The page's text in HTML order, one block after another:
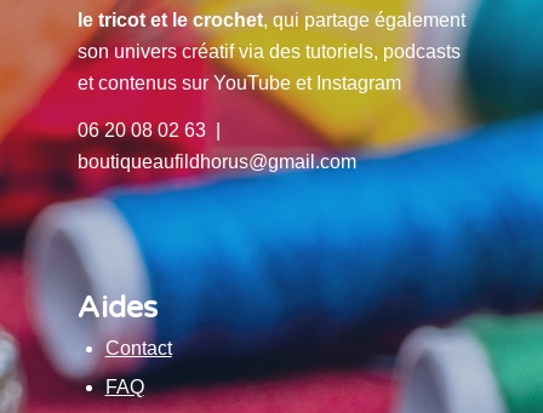
le tricot et le crochet, qui partage également
son univers créatif via des tutoriels, podcasts
et contenus sur YouTube et Instagram
06 20 08 02 63 |
boutiqueaufildhorus@gmail.com
Aides
Contact
FAQ